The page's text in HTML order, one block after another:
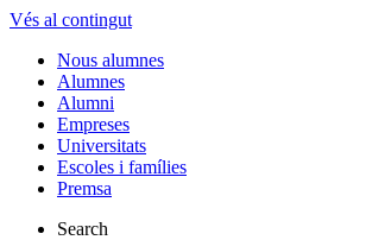
Vés al contingut
Nous alumnes
Alumnes
Alumni
Empreses
Universitats
Escoles i famílies
Premsa
Search